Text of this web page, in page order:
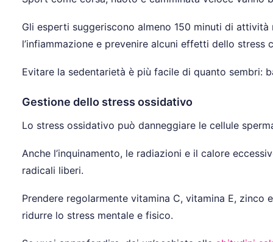
Gli esperti suggeriscono almeno 150 minuti di
l’infiammazione e prevenire alcuni effetti dello stress
Evitare la sedentarietà è più facile di quanto sembri:
Gestione dello stress ossidativo
Lo stress ossidativo può danneggiare le cellule
Anche l’inquinamento, le radiazioni e il calore
radicali liberi.
Prendere regolarmente vitamina C, vitamina E,
ridurre lo stress mentale e fisico.